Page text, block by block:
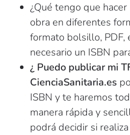
¿Qué tengo que
obra en diferentes
formato bolsillo, PDF,
necesario un ISBN
¿ Puedo publicar mi
CienciaSanitaria.es
ISBN y te haremos
manera rápida y
podrá decidir si